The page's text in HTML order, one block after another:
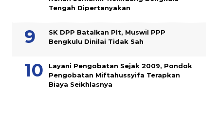
Tengah Dipertanyakan
SK DPP Batalkan Plt, Muswil PPP
Bengkulu Dinilai Tidak Sah
Layani Pengobatan Sejak 2009, Pondok
Pengobatan Miftahussyifa Terapkan
Biaya Seikhlasnya